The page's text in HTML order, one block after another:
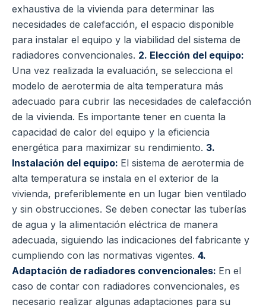
exhaustiva de la vivienda para determinar las
necesidades de calefacción, el espacio disponible
para instalar el equipo y la viabilidad del sistema de
radiadores convencionales. 2. Elección del equipo:
Una vez realizada la evaluación, se selecciona el
modelo de aerotermia de alta temperatura más
adecuado para cubrir las necesidades de calefacción
de la vivienda. Es importante tener en cuenta la
capacidad de calor del equipo y la eficiencia
energética para maximizar su rendimiento. 3.
Instalación del equipo: El sistema de aerotermia de
alta temperatura se instala en el exterior de la
vivienda, preferiblemente en un lugar bien ventilado
y sin obstrucciones. Se deben conectar las tuberías
de agua y la alimentación eléctrica de manera
adecuada, siguiendo las indicaciones del fabricante y
cumpliendo con las normativas vigentes. 4.
Adaptación de radiadores convencionales: En el
caso de contar con radiadores convencionales, es
necesario realizar algunas adaptaciones para su